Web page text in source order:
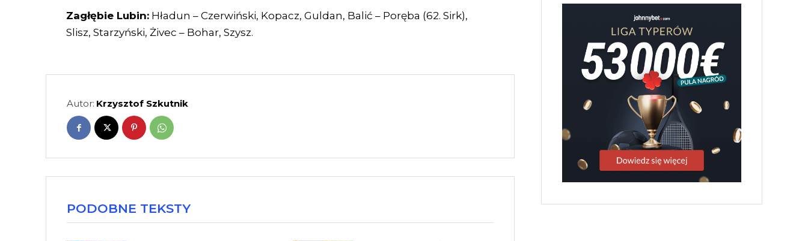
Zagłębie Lubin: Hładun – Czerwiński, Kopacz, Guldan, Balić – Poręba (62. Sirk),
Slisz, Starzyński, Żivec – Bohar, Szysz.
Autor: Krzysztof Szkutnik
PODOBNE TEKSTY